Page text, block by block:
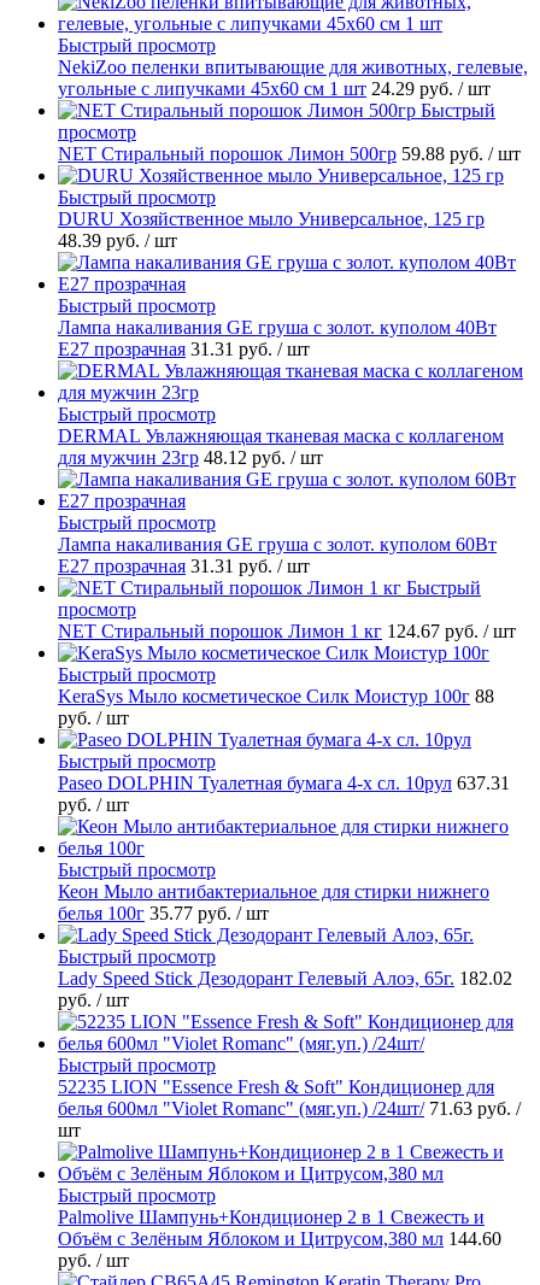
Быстрый просмотр
NekiZoo пеленки впитывающие для животных, гелевые,
угольные с липучками 45х60 см 1 шт 24.29 руб. / шт
Быстрый
просмотр
NET Стиральный порошок Лимон 500гр 59.88 руб. / шт
Быстрый просмотр
DURU Хозяйственное мыло Универсальное, 125 гр
48.39 руб. / шт
Быстрый просмотр
Лампа накаливания GE груша с золот. куполом 40Вт
Е27 прозрачная 31.31 руб. / шт
Быстрый просмотр
DERMAL Увлажняющая тканевая маска с коллагеном
для мужчин 23гр 48.12 руб. / шт
Быстрый просмотр
Лампа накаливания GE груша с золот. куполом 60Вт
Е27 прозрачная 31.31 руб. / шт
Быстрый
просмотр
NET Стиральный порошок Лимон 1 кг 124.67 руб. / шт
Быстрый просмотр
KeraSys Мыло косметическое Силк Моистур 100г 88
руб. / шт
Быстрый просмотр
Paseo DOLPHIN Туалетная бумага 4-х сл. 10рул 637.31
руб. / шт
Быстрый просмотр
Кеон Мыло антибактериальное для стирки нижнего
белья 100г 35.77 руб. / шт
Быстрый просмотр
Lady Speed Stick Дезодорант Гелевый Алоэ, 65г. 182.02
руб. / шт
Быстрый просмотр
52235 LION "Essence Fresh & Soft" Кондиционер для
белья 600мл "Violet Romanc" (мяг.уп.) /24шт/ 71.63 руб. /
шт
Быстрый просмотр
Palmolive Шампунь+Кондиционер 2 в 1 Свежесть и
Объём с Зелёным Яблоком и Цитрусом,380 мл 144.60
руб. / шт